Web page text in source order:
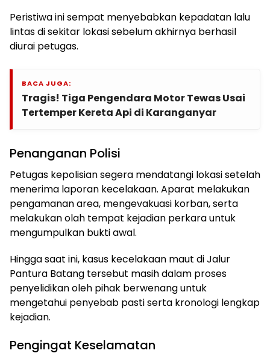
Peristiwa ini sempat menyebabkan kepadatan lalu
lintas di sekitar lokasi sebelum akhirnya berhasil
diurai petugas.
BACA JUGA:
Tragis! Tiga Pengendara Motor Tewas Usai
Tertemper Kereta Api di Karanganyar
Penanganan Polisi
Petugas kepolisian segera mendatangi lokasi setelah
menerima laporan kecelakaan. Aparat melakukan
pengamanan area, mengevakuasi korban, serta
melakukan olah tempat kejadian perkara untuk
mengumpulkan bukti awal.
Hingga saat ini, kasus kecelakaan maut di Jalur
Pantura Batang tersebut masih dalam proses
penyelidikan oleh pihak berwenang untuk
mengetahui penyebab pasti serta kronologi lengkap
kejadian.
Pengingat Keselamatan